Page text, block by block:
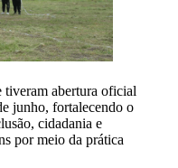
tiveram abertura oficial
junho, fortalecendo o
cidadania e
por meio da prática